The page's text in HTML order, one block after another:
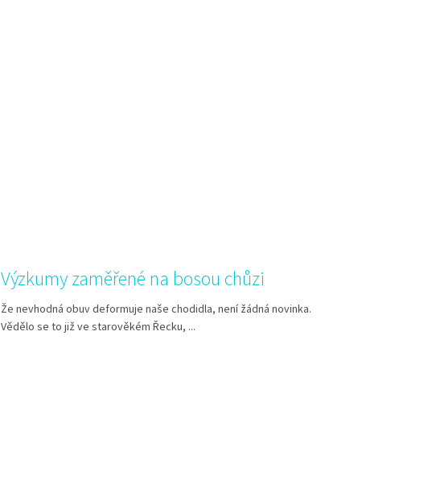
Výzkumy zaměřené na bosou chůzi
Že nevhodná obuv deformuje naše chodidla, není žádná novinka.
Vědělo se to již ve starověkém Řecku, ...